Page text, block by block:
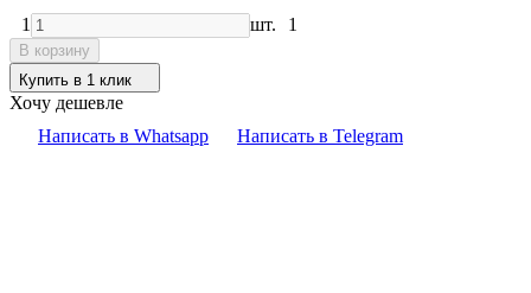
1 шт. 1
В корзину
Купить в 1 клик
Хочу дешевле
Написать в Whatsapp
Написать в Telegram